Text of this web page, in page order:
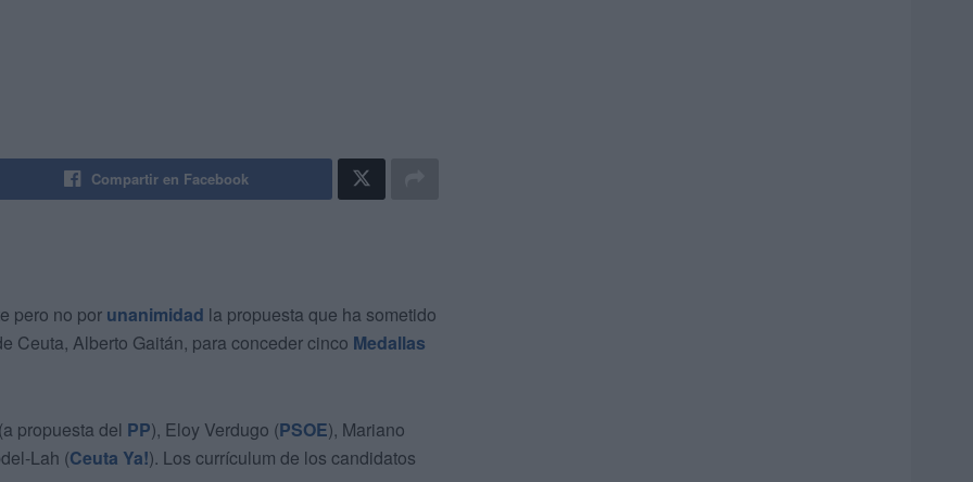
Compartir en Facebook
pero no por unanimidad la propuesta que ha sometido
Ceuta, Alberto Gaitán, para conceder cinco Medallas
propuesta del PP), Eloy Verdugo (PSOE), Mariano
Lah (Ceuta Ya!). Los currículum de los candidatos